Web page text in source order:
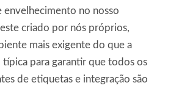
envelhecimento no nosso
criado por nós próprios,
mais exigente do que a
típica para garantir que todos os
de etiquetas e integração são